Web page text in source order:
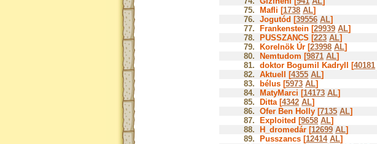
75.
Mafli [1738 AL]
76. Jogutód [39556 AL]
77.
Frankenstein [29939 AL]
78.
PUSSZANCS [223 AL]
79.
Korelnök Úr [23998 AL]
80.
Nemtudom [9871 AL]
81. doktor Bogumil Kadryll [40181
82. Aktuell [4355 AL]
83.
bélus [5973 AL]
84.
MatyMarci [14173 AL]
85.
Ditta [4342 AL]
86. Ofer Ben Holly [7135 AL]
87.
Exploited [9658 AL]
88.
H_dromedár [12699 AL]
89.
Pusszancs [12414 AL]